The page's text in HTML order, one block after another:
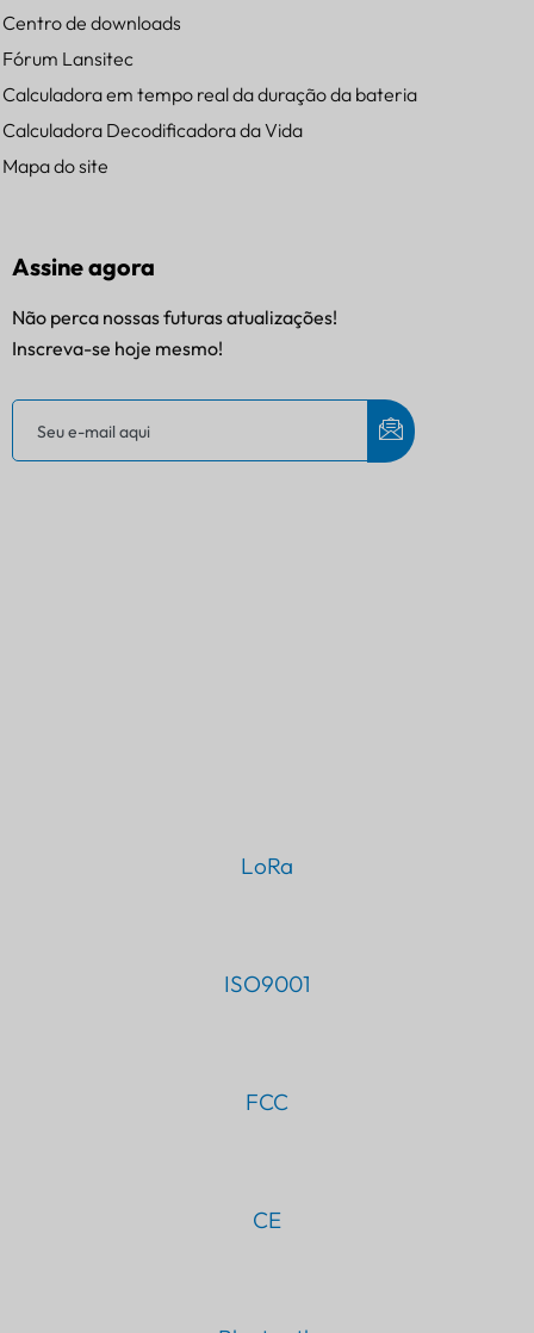
Centro de downloads
Fórum Lansitec
Calculadora em tempo real da duração da bateria
Calculadora Decodificadora da Vida
Mapa do site
Assine agora
Não perca nossas futuras atualizações!
Inscreva-se hoje mesmo!
LoRa
ISO9001
FCC
CE